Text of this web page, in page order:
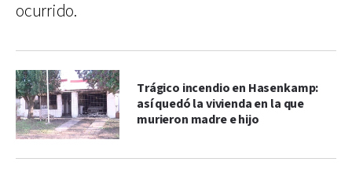
ocurrido.
Trágico incendio en Hasenkamp:
así quedó la vivienda en la que
murieron madre e hijo